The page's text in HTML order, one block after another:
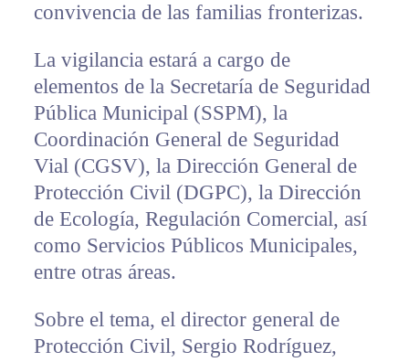
convivencia de las familias fronterizas.
La vigilancia estará a cargo de
elementos de la Secretaría de Seguridad
Pública Municipal (SSPM), la
Coordinación General de Seguridad
Vial (CGSV), la Dirección General de
Protección Civil (DGPC), la Dirección
de Ecología, Regulación Comercial, así
como Servicios Públicos Municipales,
entre otras áreas.
Sobre el tema, el director general de
Protección Civil, Sergio Rodríguez,